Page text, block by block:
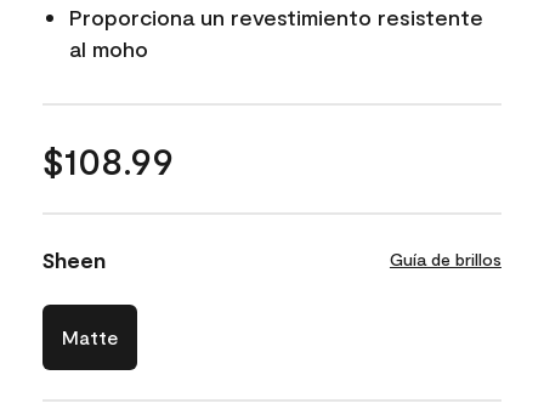
Proporciona un revestimiento resistente
al moho
$108.99
Sheen Guía de brillos
Matte